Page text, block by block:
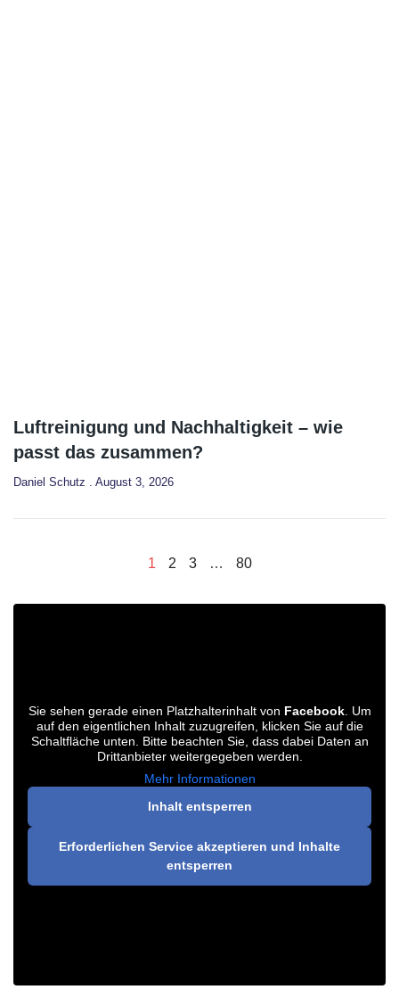
Luftreinigung und Nachhaltigkeit – wie
passt das zusammen?
Daniel Schutz August 3, 2026
1 2 3 … 80
Sie sehen gerade einen Platzhalterinhalt von Facebook. Um
auf den eigentlichen Inhalt zuzugreifen, klicken Sie auf die
Schaltfläche unten. Bitte beachten Sie, dass dabei Daten an
Drittanbieter weitergegeben werden.
Mehr Informationen
Inhalt entsperren
Erforderlichen Service akzeptieren und Inhalte
entsperren